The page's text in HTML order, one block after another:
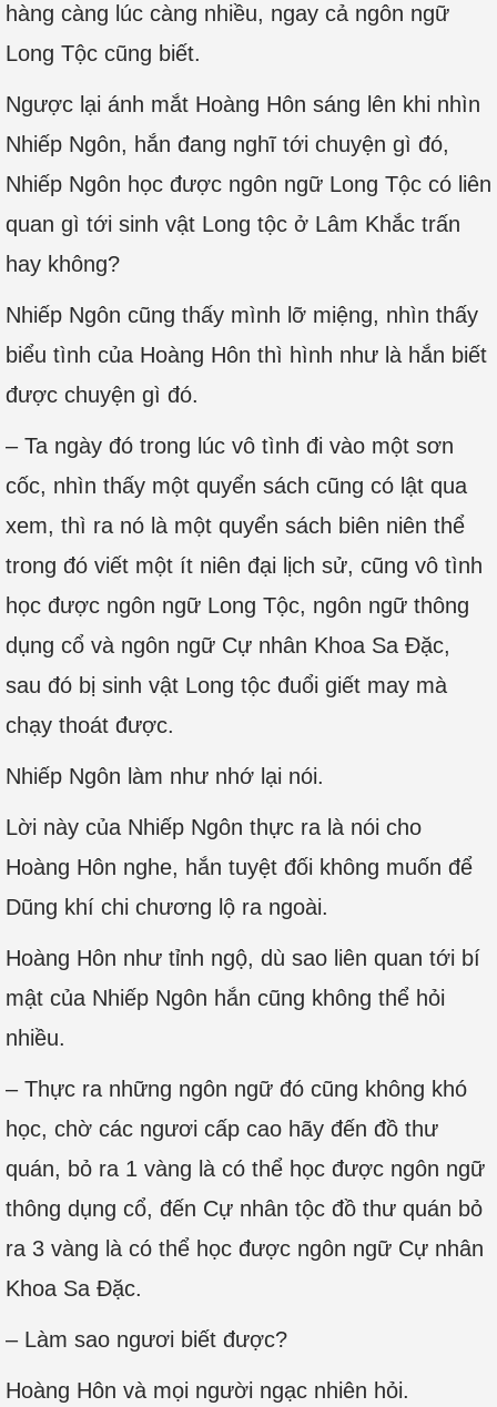
hàng càng lúc càng nhiều, ngay cả ngôn ngữ
Long Tộc cũng biết.
Ngược lại ánh mắt Hoàng Hôn sáng lên khi nhìn
Nhiếp Ngôn, hắn đang nghĩ tới chuyện gì đó,
Nhiếp Ngôn học được ngôn ngữ Long Tộc có liên
quan gì tới sinh vật Long tộc ở Lâm Khắc trấn
hay không?
Nhiếp Ngôn cũng thấy mình lỡ miệng, nhìn thấy
biểu tình của Hoàng Hôn thì hình như là hắn biết
được chuyện gì đó.
– Ta ngày đó trong lúc vô tình đi vào một sơn
cốc, nhìn thấy một quyển sách cũng có lật qua
xem, thì ra nó là một quyển sách biên niên thể
trong đó viết một ít niên đại lịch sử, cũng vô tình
học được ngôn ngữ Long Tộc, ngôn ngữ thông
dụng cổ và ngôn ngữ Cự nhân Khoa Sa Đặc,
sau đó bị sinh vật Long tộc đuổi giết may mà
chạy thoát được.
Nhiếp Ngôn làm như nhớ lại nói.
Lời này của Nhiếp Ngôn thực ra là nói cho
Hoàng Hôn nghe, hắn tuyệt đối không muốn để
Dũng khí chi chương lộ ra ngoài.
Hoàng Hôn như tỉnh ngộ, dù sao liên quan tới bí
mật của Nhiếp Ngôn hắn cũng không thể hỏi
nhiều.
– Thực ra những ngôn ngữ đó cũng không khó
học, chờ các ngươi cấp cao hãy đến đồ thư
quán, bỏ ra 1 vàng là có thể học được ngôn ngữ
thông dụng cổ, đến Cự nhân tộc đồ thư quán bỏ
ra 3 vàng là có thể học được ngôn ngữ Cự nhân
Khoa Sa Đặc.
– Làm sao ngươi biết được?
Hoàng Hôn và mọi người ngạc nhiên hỏi.